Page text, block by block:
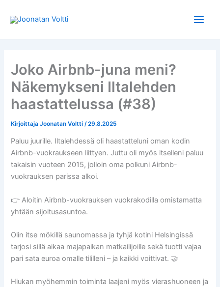
sisältöön
Joko Airbnb-juna meni?
Näkemykseni Iltalehden
haastattelussa (#38)
KirjoittajaJoonatan Voltti /29.8.2025
Paluu juurille. Iltalehdessä oli haastatteluni oman kodin
Airbnb-vuokraukseen liittyen. Juttu oli myös itselleni paluu
takaisin vuoteen 2015, jolloin oma polkuni Airbnb-
vuokrauksen parissa alkoi.
👉 Aloitin Airbnb-vuokrauksen vuokrakodilla omistamatta
yhtään sijoitusasuntoa.
Olin itse mökillä saunomassa ja tyhjä kotini Helsingissä
tarjosi sillä aikaa majapaikan matkailijoille sekä tuotti vajaa
pari sata euroa omalle tililleni – ja kaikki voittivat. 🤝
Hiukan myöhemmin toiminta laajeni myös vierashuoneen ja